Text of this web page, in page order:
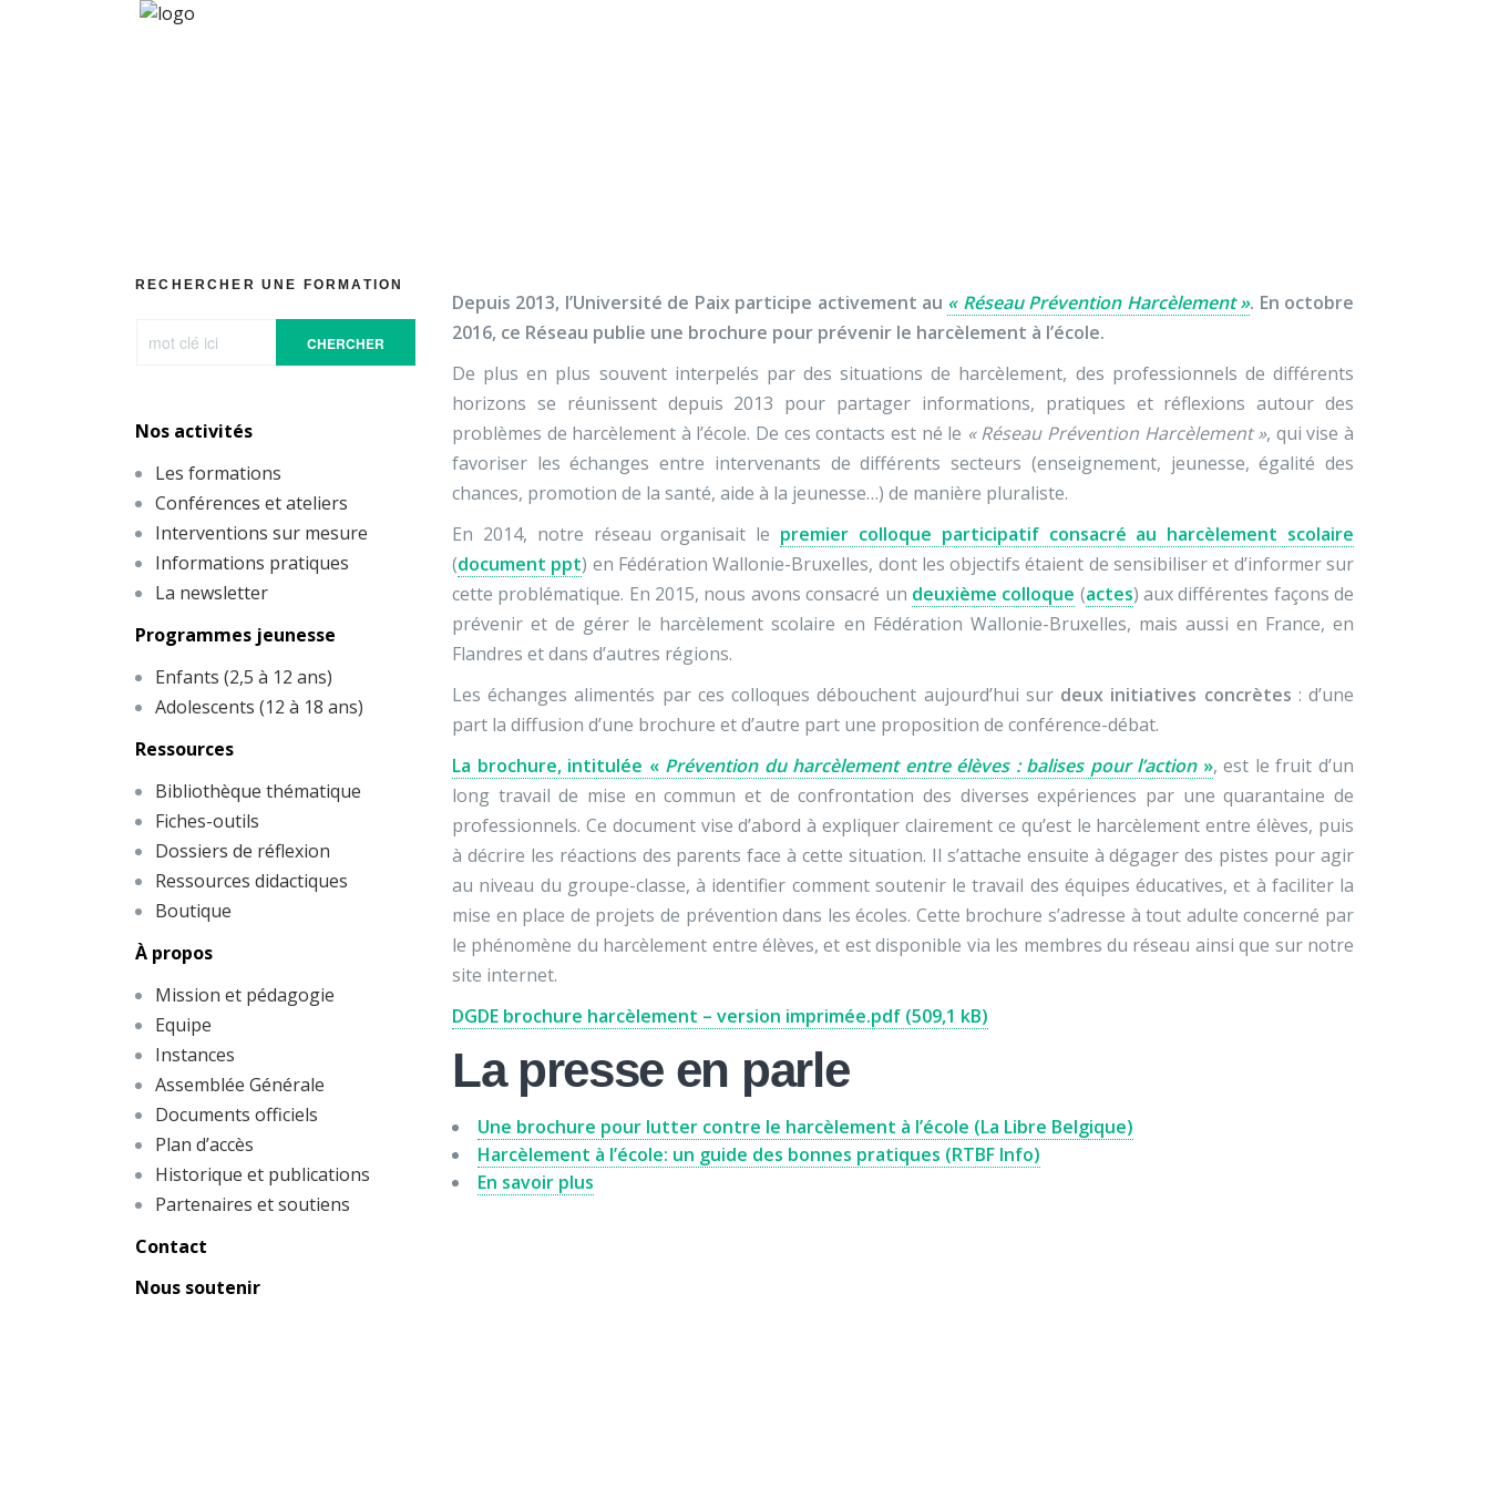
Depuis 2013, l’Université de Paix participe activement au « Réseau Prévention Harcèlement ». En octobre
2016, ce Réseau publie une brochure pour prévenir le harcèlement à l’école.
De plus en plus souvent interpelés par des situations de harcèlement, des professionnels de différents
horizons se réunissent depuis 2013 pour partager informations, pratiques et réflexions autour des
problèmes de harcèlement à l’école. De ces contacts est né le « Réseau Prévention Harcèlement », qui vise à
favoriser les échanges entre intervenants de différents secteurs (enseignement, jeunesse, égalité des
chances, promotion de la santé, aide à la jeunesse…) de manière pluraliste.
En 2014, notre réseau organisait le premier colloque participatif consacré au harcèlement scolaire
(document ppt) en Fédération Wallonie-Bruxelles, dont les objectifs étaient de sensibiliser et d’informer sur
cette problématique. En 2015, nous avons consacré un deuxième colloque (actes) aux différentes façons de
prévenir et de gérer le harcèlement scolaire en Fédération Wallonie-Bruxelles, mais aussi en France, en
Flandres et dans d’autres régions.
Les échanges alimentés par ces colloques débouchent aujourd’hui sur deux initiatives concrètes : d’une
part la diffusion d’une brochure et d’autre part une proposition de conférence-débat.
La brochure, intitulée « Prévention du harcèlement entre élèves : balises pour l’action», est le fruit d’un
long travail de mise en commun et de confrontation des diverses expériences par une quarantaine de
professionnels. Ce document vise d’abord à expliquer clairement ce qu’est le harcèlement entre élèves, puis
à décrire les réactions des parents face à cette situation. Il s’attache ensuite à dégager des pistes pour agir
au niveau du groupe-classe, à identifier comment soutenir le travail des équipes éducatives, et à faciliter la
mise en place de projets de prévention dans les écoles. Cette brochure s’adresse à tout adulte concerné par
le phénomène du harcèlement entre élèves, et est disponible via les membres du réseau ainsi que sur notre
site internet.
DGDE brochure harcèlement – version imprimée.pdf (509,1 kB)
La presse en parle
Une brochure pour lutter contre le harcèlement à l’école (La Libre Belgique)
Harcèlement à l’école: un guide des bonnes pratiques (RTBF Info)
En savoir plus
RECHERCHER UNE FORMATION
CHERCHER
Nos activités
Les formations
Conférences et ateliers
Interventions sur mesure
Informations pratiques
La newsletter
Programmes jeunesse
Enfants (2,5 à 12 ans)
Adolescents (12 à 18 ans)
Ressources
Bibliothèque thématique
Fiches-outils
Dossiers de réflexion
Ressources didactiques
Boutique
À propos
Mission et pédagogie
Equipe
Instances
Assemblée Générale
Documents officiels
Plan d’accès
Historique et publications
Partenaires et soutiens
Contact
Nous soutenir